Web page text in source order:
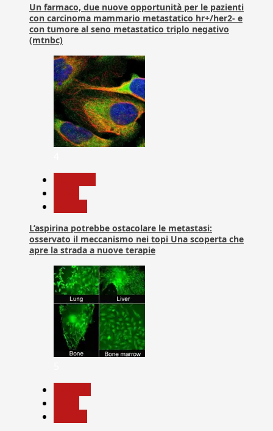
Un farmaco, due nuove opportunità per le pazienti
con carcinoma mammario metastatico hr+/her2- e
con tumore al seno metastatico triplo negativo
(mtnbc)
L’aspirina potrebbe ostacolare le metastasi:
osservato il meccanismo nei topi Una scoperta che
apre la strada a nuove terapie